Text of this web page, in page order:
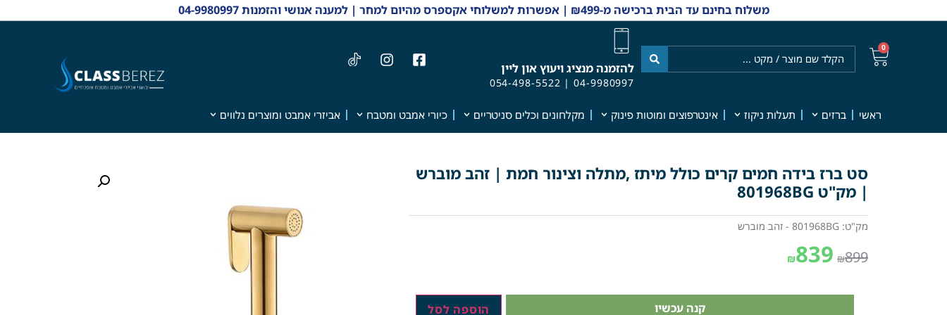
משלוח בחינם עד הבית ברכישה מ-₪499 | אפשרות למשלוחי אקספרס מהיום למחר | למענה אנושי והזמנות 04-9980997
0
להזמנה מנציג ויעוץ און ליין
04-9980997
|
054-498-5522
ראשי ברזים תעלות ניקוז אינטרפוצים ומוטות פינוק מקלחונים וכלים סניטריים כיורי אמבט ומטבח אביזרי אמבט ומוצרים נלווים
סט ברז בידה חמים קרים כולל מיתז ,מתלה וצינור חמת | זהב מוברש
| מק"ט 801968BG
מק"ט: 801968BG - זהב מוברש
₪899
₪839
קנה עכשיו הוספה לסל